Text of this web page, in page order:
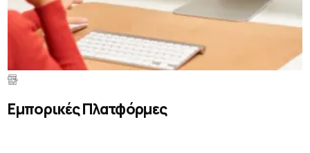
Εμπορικές Πλατφόρμες